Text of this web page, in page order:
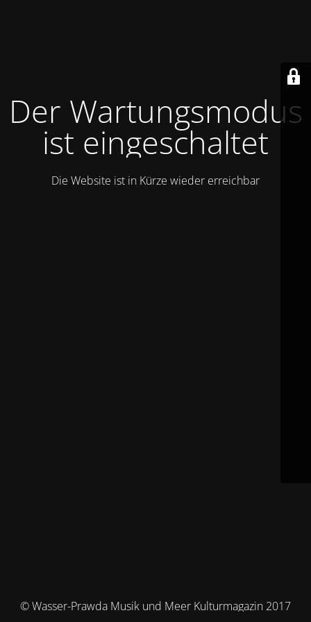
Der Wartungsmodus
ist eingeschaltet
Die Website ist in Kürze wieder erreichbar
© Wasser-Prawda Musik und Meer Kulturmagazin 2017